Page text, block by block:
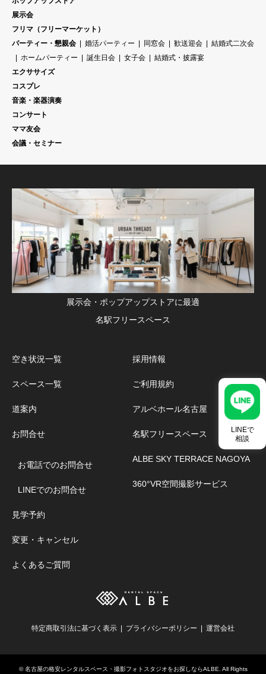
LINEで
相談
展示会
フリマ（フリーマーケット）
パーティー・懇親会
婚活パーティー 同窓会 歓送迎会
結婚式二次会
ホームパーティー
誕生日会 女子会
結婚式・披露宴
エクササイズ
コスプレ
音楽・楽器演奏
コンサート
ママ友会
会議・セミナー
展示会・ポップアップストアに最適
名駅フリースペース
空き状況一覧
スペース一覧
道案内
お問合せ
お電話でのお問合せ
LINEでのお問合せ
見学予約
変更・キャンセル
よくあるご質問
採用情報
ご利用規約
アルベホール名古屋
名駅フリースペース
ALBE SKY TERRACE NAGOYA
360°VR空間撮影サービス
特定商取引法に基づく表示 プライバシーポリシー 運営会社
©名古屋の格安レンタルスペース・撮影フォトスタジオをお探しならALBE . All Rights